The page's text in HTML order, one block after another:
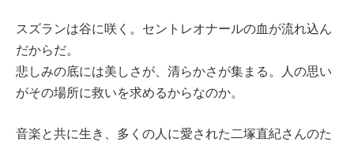
スズランは谷に咲く。セントレオナールの血が流れ込ん
だからだ。
悲しみの底には美しさが、清らかさが集まる。人の思い
がその場所に救いを求めるからなのか。
音楽と共に生き、多くの人に愛された二塚直紀さんのた